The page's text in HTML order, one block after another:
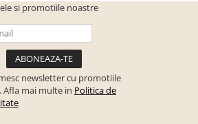
si promotiile noastre
newsletter cu promotiile
Afla mai multe in Politica de